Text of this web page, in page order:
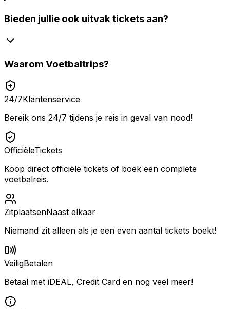
Bieden jullie ook uitvak tickets aan?
Waarom Voetbaltrips?
24/7Klantenservice
Bereik ons 24/7 tijdens je reis in geval van nood!
OfficiëleTickets
Koop direct officiële tickets of boek een complete
voetbalreis.
ZitplaatsenNaast elkaar
Niemand zit alleen als je een even aantal tickets boekt!
VeiligBetalen
Betaal met iDEAL, Credit Card en nog veel meer!